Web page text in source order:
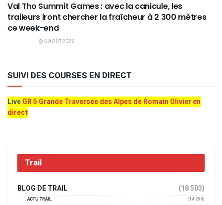
Val Tho Summit Games : avec la canicule, les
traileurs iront chercher la fraîcheur à 2 300 mètres
ce week-end
6 AOÛT 2026
SUIVI DES COURSES EN DIRECT
LiveGR 5 Grande Traversée des Alpes de Romain Olivier en
direct
Trail
BLOG DE TRAIL (18 503)
ACTU TRAIL
(14 299)